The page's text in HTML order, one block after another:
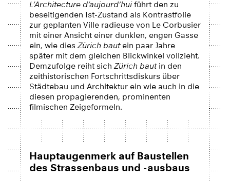
L’Architecture d’aujourd’huiführt den zu
beseitigenden Ist-Zustand als Kontrastfolie
zur geplanten Ville radieuse von Le Corbusier
mit einer Ansicht einer dunklen, engen Gasse
ein, wie dies Zürich bautein paar Jahre
später mit dem gleichen Blickwinkel vollzieht.
Demzufolge reiht sich Zürich bautin den
zeithistorischen Fortschrittsdiskurs über
Städtebau und Architektur ein wie auch in die
diesen propagierenden, prominenten
filmischen Zeigeformeln.
Hauptaugenmerk auf Baustellen
des Strassenbaus und -ausbaus